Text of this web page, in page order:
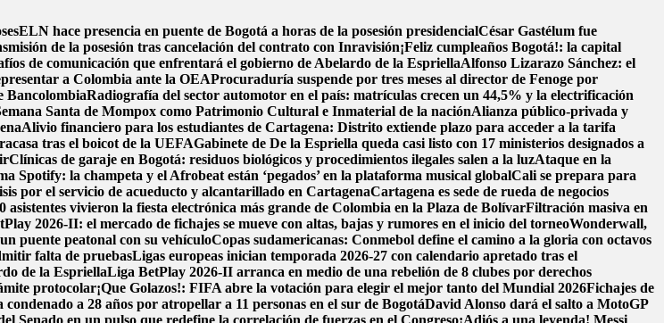
ELN hace presencia en puente de Bogotá a horas de la posesión presidencialCésar Gastélum fue
de la posesión tras cancelación del contrato con Inravisión¡Feliz cumpleaños Bogotá!: la capital
de comunicación que enfrentará el gobierno de Abelardo de la EspriellaAlfonso Lizarazo Sánchez: el
a Colombia ante la OEAProcuraduría suspende por tres meses al director de Fenoge por
BancolombiaRadiografía del sector automotor en el país: matrículas crecen un 44,5% y la electrificación
Santa de Mompox como Patrimonio Cultural e Inmaterial de la naciónAlianza público-privada y
Alivio financiero para los estudiantes de Cartagena: Distrito extiende plazo para acceder a la tarifa
tras el boicot de la UEFAGabinete de De la Espriella queda casi listo con 17 ministerios designados a
Clínicas de garaje en Bogotá: residuos biológicos y procedimientos ilegales salen a la luzAtaque en la
Spotify: la champeta y el Afrobeat están ‘pegados’ en la plataforma musical globalCali se prepara para
por el servicio de acueducto y alcantarillado en CartagenaCartagena es sede de rueda de negocios
vivieron la fiesta electrónica más grande de Colombia en la Plaza de BolívarFiltración masiva en
2026-II: el mercado de fichajes se mueve con altas, bajas y rumores en el inicio del torneoWonderwall,
puente peatonal con su vehículoCopas sudamericanas: Conmebol define el camino a la gloria con octavos
falta de pruebasLigas europeas inician temporada 2026-27 con calendario apretado tras el
de la EspriellaLiga BetPlay 2026-II arranca en medio de una rebelión de 8 clubes por derechos
protocolar¡Que Golazos!: FIFA abre la votación para elegir el mejor tanto del Mundial 2026Fichajes de
condenado a 28 años por atropellar a 11 personas en el sur de BogotáDavid Alonso dará el salto a MotoGP
Senado en un pulso que redefine la correlación de fuerzas en el Congreso¡Adiós a una leyenda! Messi